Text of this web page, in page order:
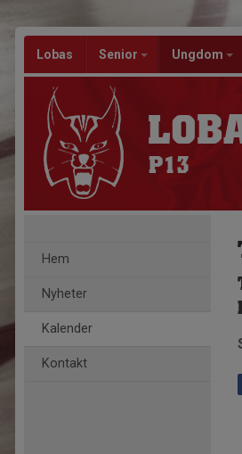
Lobas Senior Ungdom
P13
Hem
Nyheter
Kalender
Kontakt